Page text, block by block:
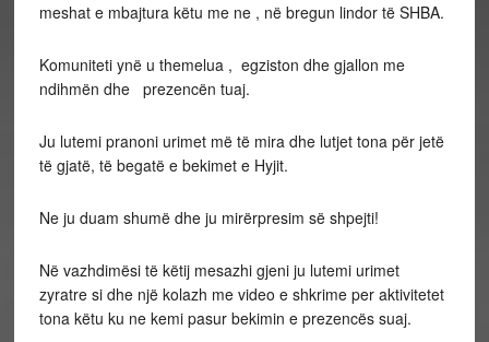
meshat e mbajtura këtu me ne , në bregun lindor të SHBA.
Komuniteti ynë u themelua , egziston dhe gjallon me
ndihmën dhe prezencën tuaj.
Ju lutemi pranoni urimet më të mira dhe lutjet tona për jetë
të gjatë, të begatë e bekimet e Hyjit.
Ne ju duam shumë dhe ju mirërpresim së shpejti!
Në vazhdimësi të këtij mesazhi gjeni ju lutemi urimet
zyratre si dhe një kolazh me video e shkrime per aktivitetet
tona këtu ku ne kemi pasur bekimin e prezencës suaj.